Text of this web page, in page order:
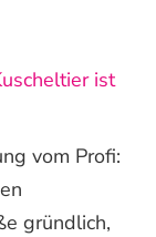
ist
vom Profi:
gründlich,